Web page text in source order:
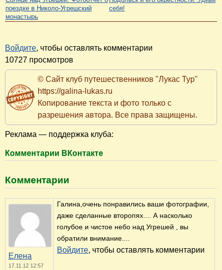
поездке в Николо-Угрешский
монастырь
себя!
Войдите, чтобы оставлять комментарии
10727 просмотров
© Сайт клуб путешественников "Лукас Тур"
https://galina-lukas.ru
Копирование текста и фото только с
разрешения автора. Все права защищены.
Реклама — поддержка клуба:
Комментарии ВКонтакте
Комментарии
Елена
17.11.12 12:57
Галина,очень понравились ваши фотографии,
даже сделанные второпях.... А насколько
голубое и чистое небо над Угрешей , вы
обратили внимание....
Войдите, чтобы оставлять комментарии